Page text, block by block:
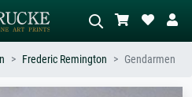
KI-bildesøk
Frederic Remington Gendarmen